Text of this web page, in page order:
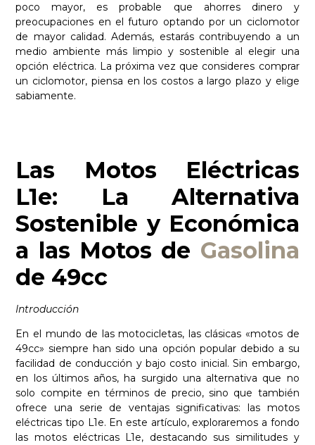
poco mayor, es probable que ahorres dinero y
preocupaciones en el futuro optando por un ciclomotor
de mayor calidad. Además, estarás contribuyendo a un
medio ambiente más limpio y sostenible al elegir una
opción eléctrica. La próxima vez que consideres comprar
un ciclomotor, piensa en los costos a largo plazo y elige
sabiamente.
Las Motos Eléctricas
L1e: La Alternativa
Sostenible y Económica
a las Motos de Gasolina
de 49cc
Introducción
En el mundo de las motocicletas, las clásicas «motos de
49cc» siempre han sido una opción popular debido a su
facilidad de conducción y bajo costo inicial. Sin embargo,
en los últimos años, ha surgido una alternativa que no
solo compite en términos de precio, sino que también
ofrece una serie de ventajas significativas: las motos
eléctricas tipo L1e. En este artículo, exploraremos a fondo
las motos eléctricas L1e, destacando sus similitudes y